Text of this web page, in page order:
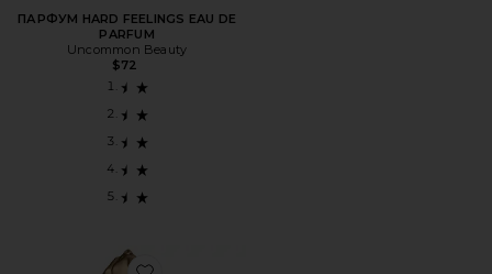
ПАРФУМ HARD FEELINGS EAU DE
PARFUM
Uncommon Beauty
$72